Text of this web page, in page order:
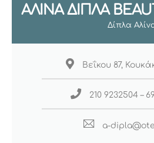
ΑΛΊΝΑ ΔΊΠΛΑ
Δίπλα
Βεΐκου 87,
210 9232504 –
a-